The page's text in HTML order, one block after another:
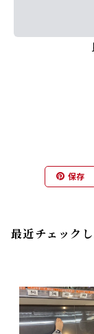
保存
最近チェック